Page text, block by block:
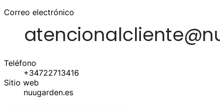
Correo electrónico
Teléfono
+34722713416
Sitio web
nuugarden.es